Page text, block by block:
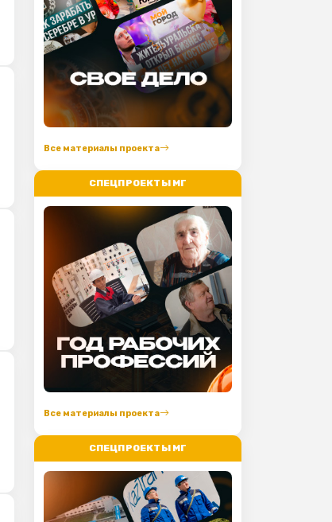
Все материалы проекта
СПЕЦПРОЕКТЫ МГ
Все материалы проекта
СПЕЦПРОЕКТЫ МГ